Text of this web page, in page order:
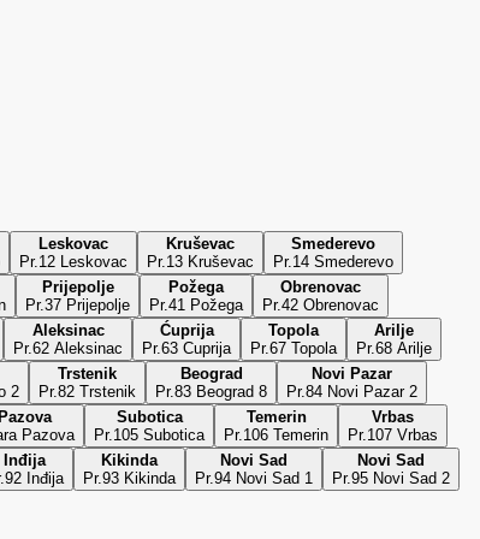
Leskovac
Pr.12 Leskovac
Kruševac
Pr.13 Kruševac
Smederevo
Pr.14 Smederevo
Prijepolje
Pr.37 Prijepolje
Požega
Pr.41 Požega
Obrenovac
Pr.42 Obrenovac
Aleksinac
Pr.62 Aleksinac
Ćuprija
Pr.63 Cuprija
Topola
Pr.67 Topola
Arilje
Pr.68 Arilje
2
Trstenik
Pr.82 Trstenik
Beograd
Pr.83 Beograd 8
Novi Pazar
Pr.84 Novi Pazar 2
Pazova
Subotica
Pr.105 Subotica
Temerin
Pr.106 Temerin
Vrbas
Pr.107 Vrbas
Inđija
Inđija
Kikinda
Pr.93 Kikinda
Novi Sad
Pr.94 Novi Sad 1
Novi Sad
Pr.95 Novi Sad 2